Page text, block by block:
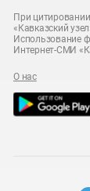
При
«Кавказский
Использование
Интернет-СМИ
О нас